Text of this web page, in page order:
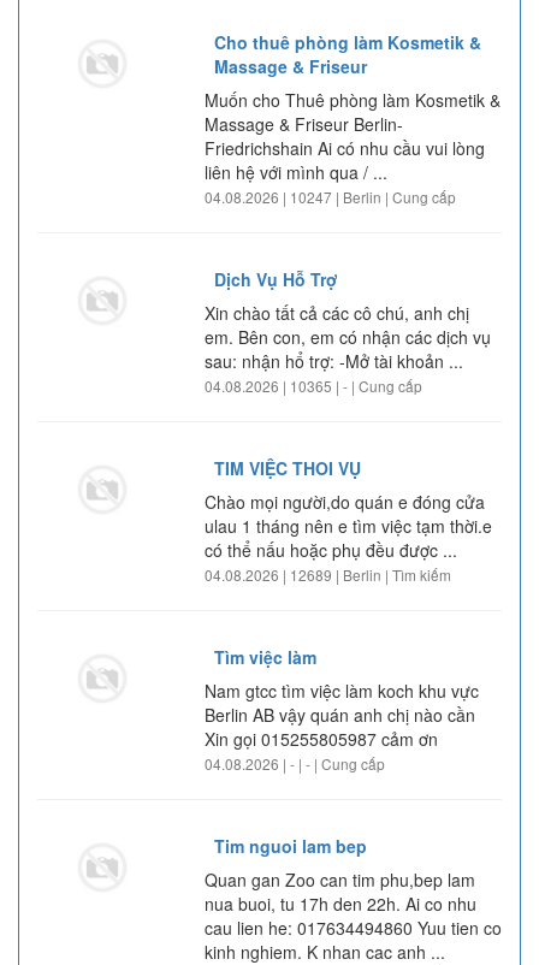
Cho thuê phòng làm Kosmetik &
Massage & Friseur
Muốn cho Thuê phòng làm Kosmetik &
Massage & Friseur Berlin-
Friedrichshain Ai có nhu cầu vui lòng
liên hệ với mình qua / ...
04.08.2026 | 10247 | Berlin | Cung cấp
Dịch Vụ Hỗ Trợ
Xin chào tất cả các cô chú, anh chị
em. Bên con, em có nhận các dịch vụ
sau: nhận hổ trợ: -Mở tài khoản ...
04.08.2026 | 10365 | - | Cung cấp
TIM VIỆC THOI VỤ
Chào mọi người,do quán e đóng cửa
ulau 1 tháng nên e tìm việc tạm thời.e
có thể nấu hoặc phụ đều được ...
04.08.2026 | 12689 | Berlin | Tìm kiếm
Tìm việc làm
Nam gtcc tìm việc làm koch khu vực
Berlin AB vậy quán anh chị nào cần
Xin gọi 015255805987 cảm ơn
04.08.2026 | - | - | Cung cấp
Tim nguoi lam bep
Quan gan Zoo can tim phu,bep lam
nua buoi, tu 17h den 22h. Ai co nhu
cau lien he: 017634494860 Yuu tien co
kinh nghiem. K nhan cac anh ...